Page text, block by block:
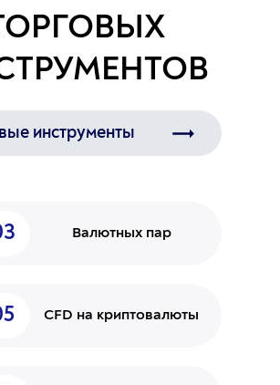
инструменты
Валютных пар
CFD на криптовалюты